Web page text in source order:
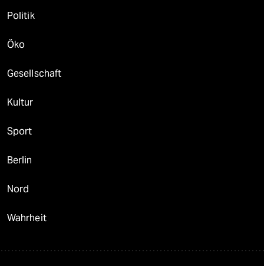
Politik
Öko
Gesellschaft
Kultur
Sport
Berlin
Nord
Wahrheit